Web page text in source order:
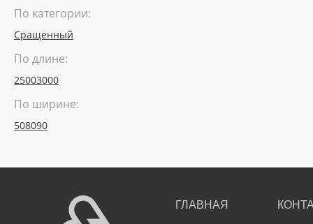
По категории:
Сращенный
По длине:
25003000
По ширине:
508090
ГЛАВНАЯ